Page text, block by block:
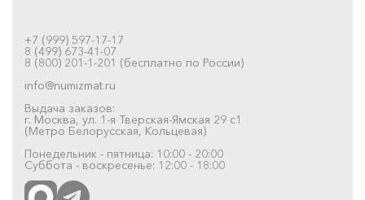
+7 (999) 597-17-17
8 (499) 673-41-07
8 (800) 201-1-201 (бесплатно по России)
info@numizmat.ru
Выдача заказов:
г. Москва, ул. 1-я Тверская-Ямская 29 с1
(Метро Белорусская, Кольцевая)
Понедельник - пятница: 10:00 - 20:00
Суббота - воскресенье: 12:00 - 18:00